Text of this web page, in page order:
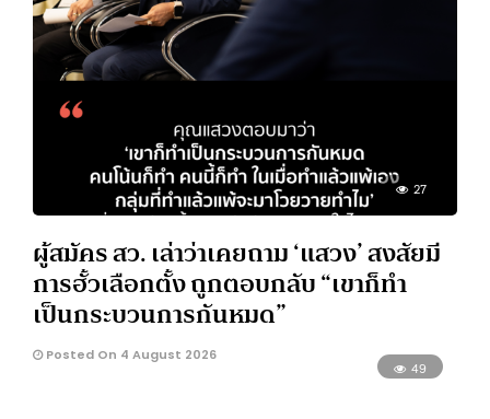
27
ผู้สมัคร สว. เล่าว่าเคยถาม ‘แสวง’ สงสัยมี
การฮั้วเลือกตั้ง ถูกตอบกลับ “เขาก็ทำ
เป็นกระบวนการกันหมด”
Posted On 4 August 2026
49